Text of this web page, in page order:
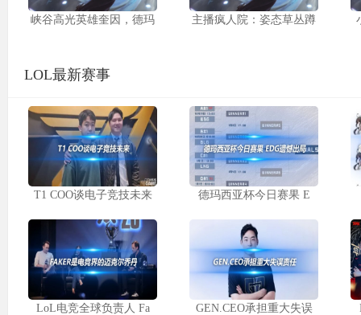
峡谷高光英雄奎因，德玛 主播疯人院：姿态草丛蹲
LOL最新赛事
T1 COO谈电子竞技未来 德玛西亚杯今日赛果 E
LoL电竞全球负责人 Fa GEN.CEO承担重大失误